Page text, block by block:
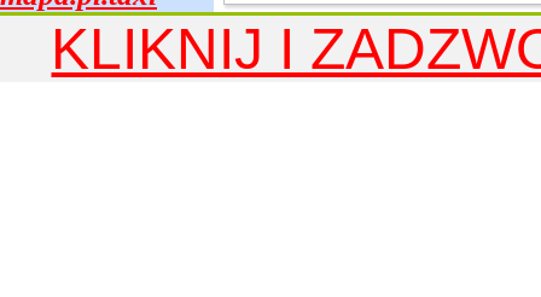
KLIKNIJ I